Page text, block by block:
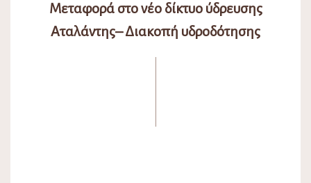
Μεταφορά στο νέο δίκτυο ύδρευσης
Αταλάντης– Διακοπή υδροδότησης